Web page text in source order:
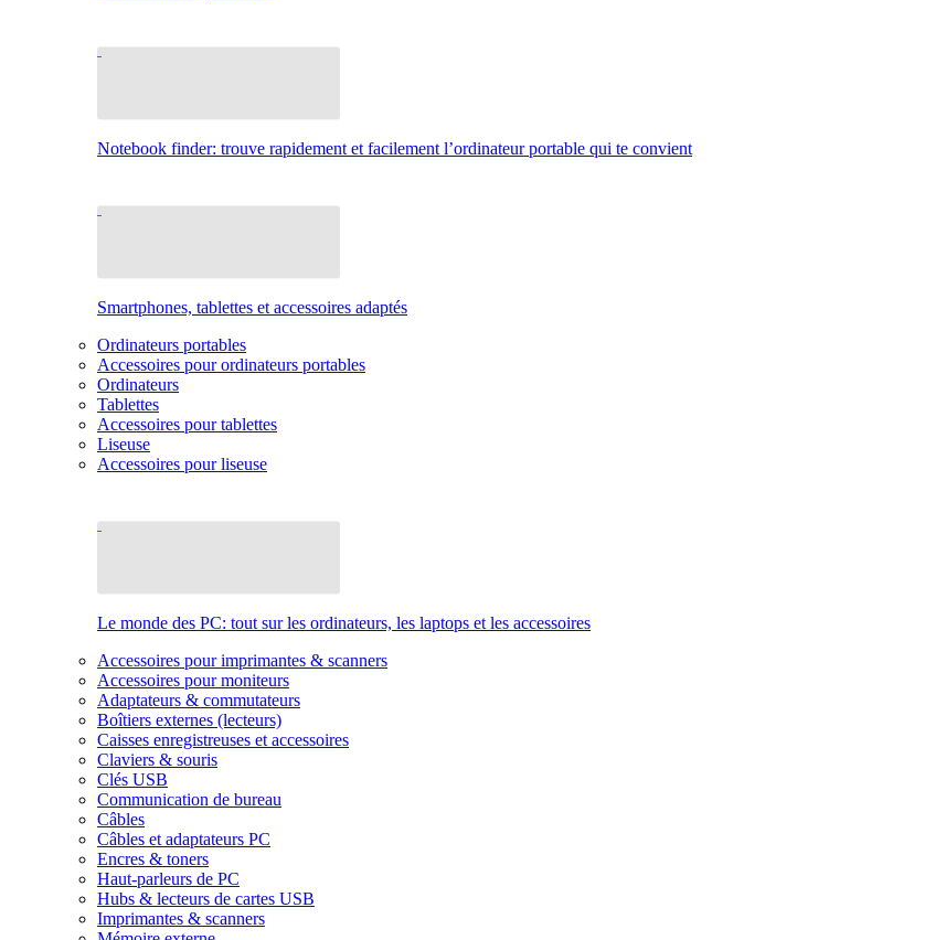
Notebook finder: trouve rapidement et facilement l’ordinateur portable qui te convient
Smartphones, tablettes et accessoires adaptés
Ordinateurs portables
Accessoires pour ordinateurs portables
Ordinateurs
Tablettes
Accessoires pour tablettes
Liseuse
Accessoires pour liseuse
Le monde des PC: tout sur les ordinateurs, les laptops et les accessoires
Accessoires pour imprimantes & scanners
Accessoires pour moniteurs
Adaptateurs & commutateurs
Boîtiers externes (lecteurs)
Caisses enregistreuses et accessoires
Claviers & souris
Clés USB
Communication de bureau
Câbles
Câbles et adaptateurs PC
Encres & toners
Haut-parleurs de PC
Hubs & lecteurs de cartes USB
Imprimantes & scanners